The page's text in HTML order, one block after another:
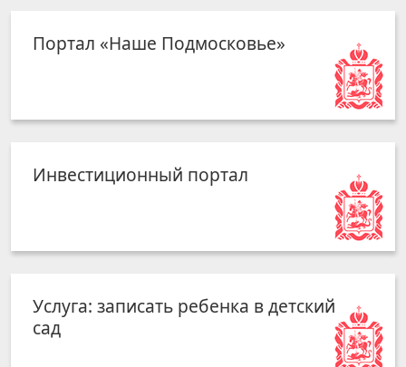
Портал «Наше Подмосковье»
Инвестиционный портал
Услуга: записать ребенка в детский
сад